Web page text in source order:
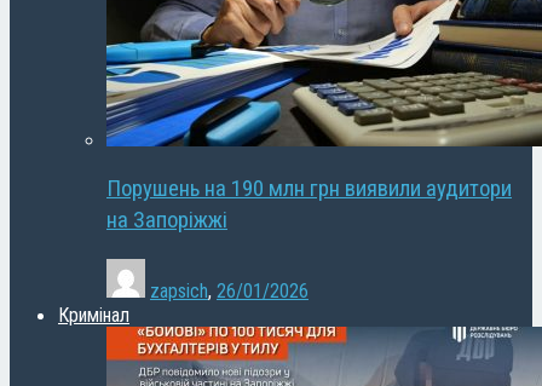
Порушень на 190 млн грн виявили аудитори
на Запоріжжі
zapsich, 26/01/2026
Кримінал